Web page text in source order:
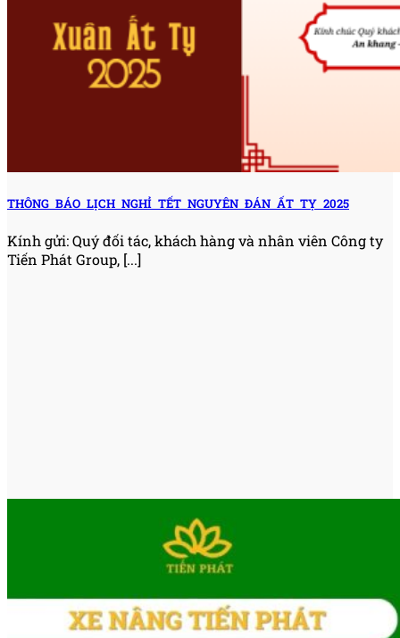
THÔNG BÁO LỊCH NGHỈ TẾT NGUYÊN ĐÁN ẤT TỴ 2025
Kính gửi: Quý đối tác, khách hàng và nhân viên Công ty
Tiến Phát Group, [...]